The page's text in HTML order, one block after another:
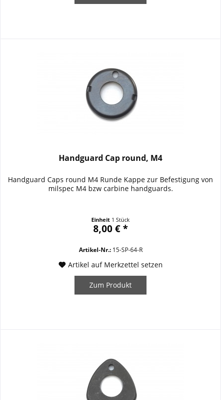
Handguard Cap round, M4
Handguard Caps round M4 Runde Kappe zur Befestigung von
milspec M4 bzw carbine handguards.
Einheit 1 Stück
8,00 € *
Artikel-Nr.:15-SP-64-R
Artikel auf Merkzettel setzen
Zum Produkt